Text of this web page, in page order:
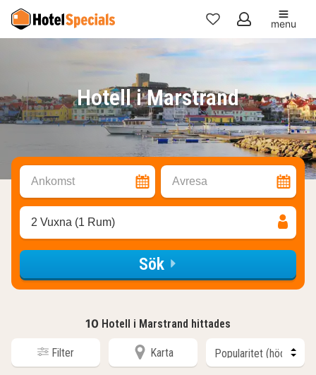
Mina
favoriter
menu
Hotell i Marstrand
Ankomst Avresa
2 Vuxna (1 Rum)
Sök
10 Hotell i Marstrand hittades
Filter Karta